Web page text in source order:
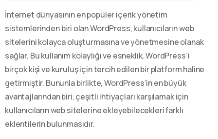
İnternet dünyasının en popüler içerik yönetim
sistemlerinden biri olan WordPress, kullanıcıların web
sitelerini kolayca oluşturmasına ve yönetmesine olanak
sağlar. Bu kullanım kolaylığı ve esneklik, WordPress’i
birçok kişi ve kuruluş için tercih edilen bir platform haline
getirmiştir. Bununla birlikte, WordPress’in en büyük
avantajlarından biri, çeşitli ihtiyaçları karşılamak için
kullanıcıların web sitelerine ekleyebilecekleri farklı
eklentilerin bulunmasıdır.